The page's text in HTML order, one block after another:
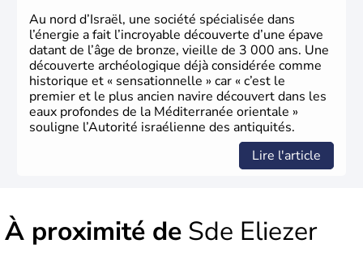
Au nord d’Israël, une société spécialisée dans
l’énergie a fait l’incroyable découverte d’une épave
datant de l’âge de bronze, vieille de 3 000 ans. Une
découverte archéologique déjà considérée comme
historique et « sensationnelle » car « c’est le
premier et le plus ancien navire découvert dans les
eaux profondes de la Méditerranée orientale »
souligne l’Autorité israélienne des antiquités.
Lire l'article
À proximité de Sde Eliezer